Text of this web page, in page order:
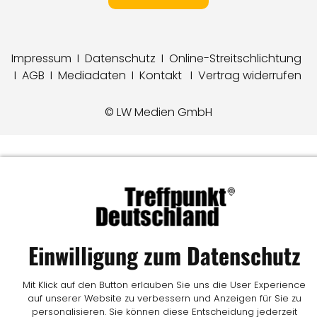
Impressum I Datenschutz I Online-Streitschlichtung
I AGB I Mediadaten I Kontakt I Vertrag widerrufen
© LW Medien GmbH
Einwilligung zum Datenschutz
Mit Klick auf den Button erlauben Sie uns die User Experience
auf unserer Website zu verbessern und Anzeigen für Sie zu
personalisieren. Sie können diese Entscheidung jederzeit